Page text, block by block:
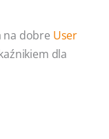
na dobre User
dla